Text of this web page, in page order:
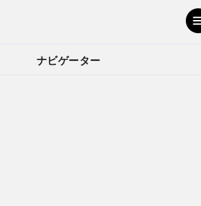
ナビゲーター